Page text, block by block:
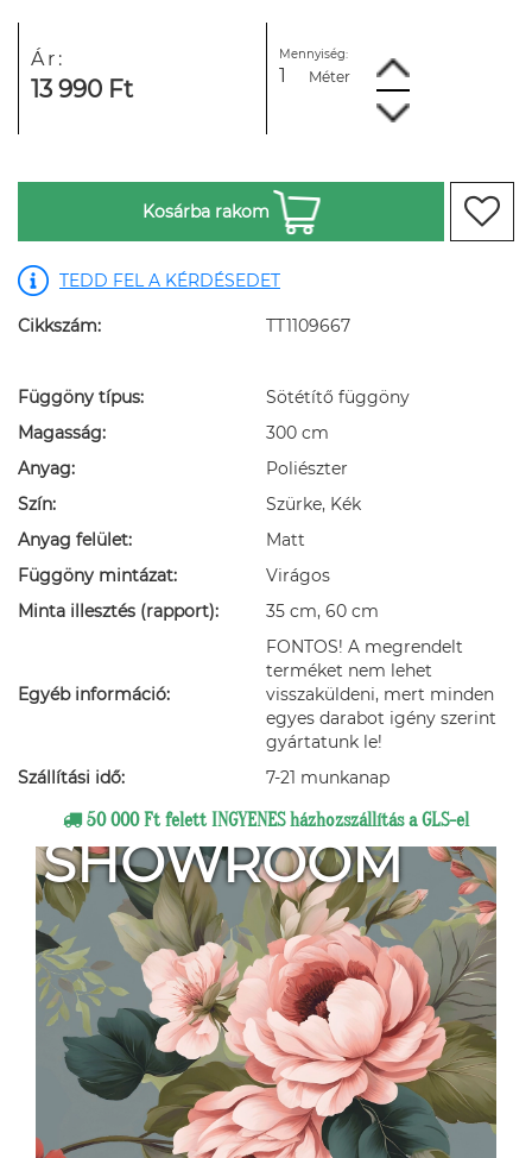
Ár:
13 990 Ft
Mennyiség:
Méter
Kosárba rakom
TEDD FEL A KÉRDÉSEDET
Cikkszám: TT1109667
Függöny típus:
Sötétítő függöny
Magasság:
300 cm
Anyag:
Poliészter
Szín:
Szürke, Kék
Anyag felület:
Matt
Függöny mintázat:
Virágos
Minta illesztés (rapport):
35 cm, 60 cm
Egyéb információ:
FONTOS! A megrendelt
terméket nem lehet
visszaküldeni, mert minden
egyes darabot igény szerint
gyártatunk le!
Szállítási idő:
7-21 munkanap
50 000 Ft felett INGYENES házhozszállítás a GLS-el
SHOWROOM